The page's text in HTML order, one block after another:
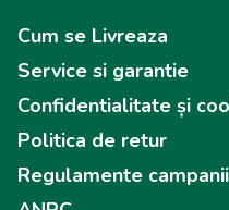
Cum se Livreaza
Service si garantie
Confidentialitate și
Politica de retur
Regulamente campanii